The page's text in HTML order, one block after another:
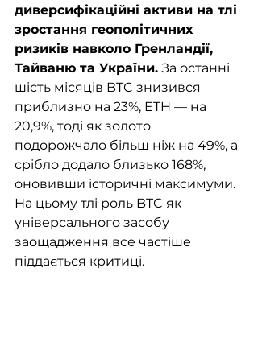
диверсифікаційні активи на тлі
зростання геополітичних
ризиків навколо Гренландії,
Тайваню та України. За останні
шість місяців BTC знизився
приблизно на 23%, ETH — на
20,9%, тоді як золото
подорожчало більш ніж на 49%, а
срібло додало близько 168%,
оновивши історичні максимуми.
На цьому тлі роль BTC як
універсального засобу
заощадження все частіше
піддається критиці.